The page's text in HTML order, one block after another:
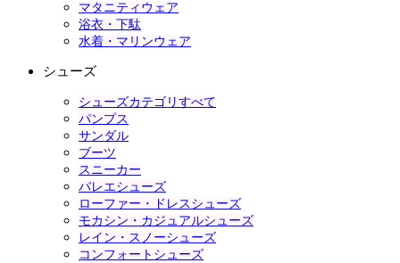
マタニティウェア
浴衣・下駄
水着・マリンウェア
シューズ
シューズカテゴリすべて
パンプス
サンダル
ブーツ
スニーカー
バレエシューズ
ローファー・ドレスシューズ
モカシン・カジュアルシューズ
レイン・スノーシューズ
コンフォートシューズ